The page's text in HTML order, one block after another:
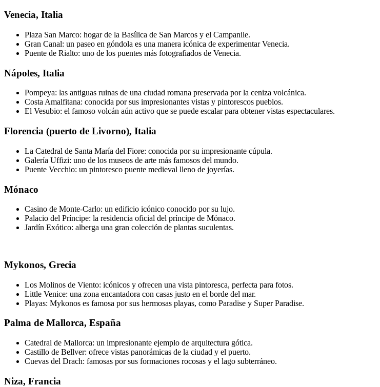
Venecia, Italia
Plaza San Marco: hogar de la Basílica de San Marcos y el Campanile.
Gran Canal: un paseo en góndola es una manera icónica de experimentar Venecia.
Puente de Rialto: uno de los puentes más fotografiados de Venecia.
Nápoles, Italia
Pompeya: las antiguas ruinas de una ciudad romana preservada por la ceniza volcánica.
Costa Amalfitana: conocida por sus impresionantes vistas y pintorescos pueblos.
El Vesubio: el famoso volcán aún activo que se puede escalar para obtener vistas espectaculares.
Florencia (puerto de Livorno), Italia
La Catedral de Santa María del Fiore: conocida por su impresionante cúpula.
Galería Uffizi: uno de los museos de arte más famosos del mundo.
Puente Vecchio: un pintoresco puente medieval lleno de joyerías.
Mónaco
Casino de Monte-Carlo: un edificio icónico conocido por su lujo.
Palacio del Príncipe: la residencia oficial del príncipe de Mónaco.
Jardín Exótico: alberga una gran colección de plantas suculentas.
Mykonos, Grecia
Los Molinos de Viento: icónicos y ofrecen una vista pintoresca, perfecta para fotos.
Little Venice: una zona encantadora con casas justo en el borde del mar.
Playas: Mykonos es famosa por sus hermosas playas, como Paradise y Super Paradise.
Palma de Mallorca, España
Catedral de Mallorca: un impresionante ejemplo de arquitectura gótica.
Castillo de Bellver: ofrece vistas panorámicas de la ciudad y el puerto.
Cuevas del Drach: famosas por sus formaciones rocosas y el lago subterráneo.
Niza, Francia